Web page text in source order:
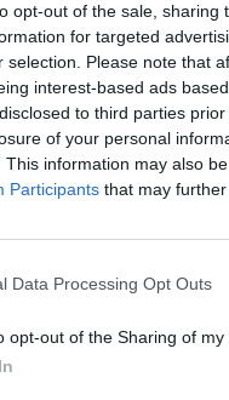
opt-out of the sale,
for targeted
selection. Please note that
interest-based ads
to third parties
of your personal
This information may also
Participants that may
Data Processing Opt Outs
opt-out of the Sharing of my
români nu se
poporul român
români din
Global pentru
cu
sociale, economice
față.
și schimbarea